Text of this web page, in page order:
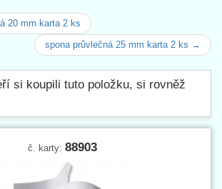
20 mm karta 2 ks
spona průvlečná 25 mm karta 2 ks →
si koupili tuto položku, si rovněž
č. karty: 88903